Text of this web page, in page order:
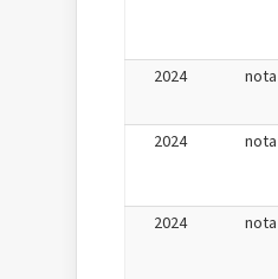
2024 nota
2024 nota
2024 nota